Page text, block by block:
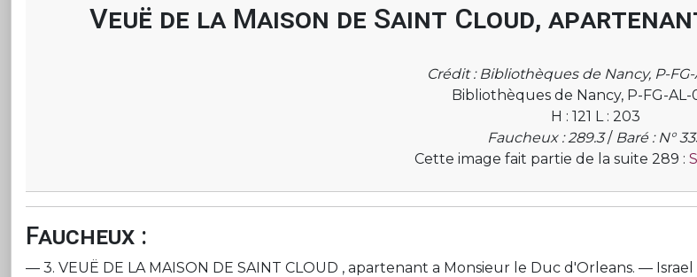
Veuë de la Maison de Saint Cloud,
Crédit : Bibliothèques de Nancy, P-
Bibliothèques de Nancy, P-FG-
H : 121 L : 203
Faucheux : 289.3/ Baré : N°
Cette image fait partie de la suite 289 :
Faucheux :
— 3. VEUË DE LA MAISON DE SAINT CLOUD , apartenant a Monsieur le Duc d'Orleans. —